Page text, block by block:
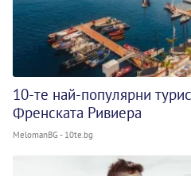
10-те най-популярни
Френската Ривиера
MelomanBG - 10te.bg